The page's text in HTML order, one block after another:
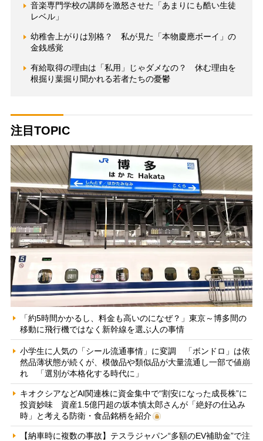
音楽専門学校の講師を激怒させた「あまりにも酷い生徒
レベル」
幼稚舎上がりは別格？ 私が見た「本物慶應ボーイ」の
金銭感覚
有給取得の理由は「私用」じゃダメなの？ 休む理由を
根掘り葉掘り聞かれる若者たちの憂鬱
注目TOPIC
「約5時間かかるし、料金も高いのになぜ？」東京～博多間の
移動に飛行機ではなく新幹線を選ぶ人の事情
小学生に人気の「シール流通事情」に変調 「ボンドロ」は依
然品薄状態が続くが、模倣品や類似品が大量流通し一部で値崩
れ 「選別が本格化する時代に」
キオクシアなどAI関連株に資金集中で“割安になった成長株”に
投資妙味 資産1.5億円超の坂本慎太郎さんが「絶好の仕込み
時」と考える防衛・食品銘柄を紹介
【納車時に複数の事故】テスラジャパン“多額のEV補助金”で注